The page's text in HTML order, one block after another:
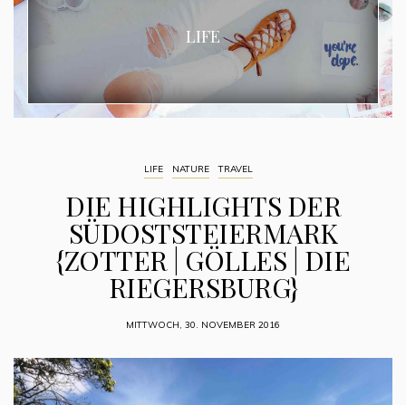
LIFE
LIFE NATURE TRAVEL
DIE HIGHLIGHTS DER
SÜDOSTSTEIERMARK
{ZOTTER | GÖLLES | DIE
RIEGERSBURG}
MITTWOCH, 30. NOVEMBER 2016